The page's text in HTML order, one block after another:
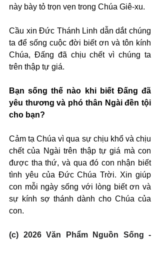
này bày tỏ trọn vẹn trong Chúa Giê-xu.
Cầu xin Đức Thánh Linh dẫn dắt chúng
ta để sống cuộc đời biết ơn và tôn kính
Chúa, Đấng đã chịu chết vì chúng ta
trên thập tự giá.
Bạn sống thế nào khi biết Đấng đã
yêu thương và phó thân Ngài đền tội
cho bạn?
Cảm tạ Chúa vì qua sự chịu khổ và chịu
chết của Ngài trên thập tự giá mà con
được tha thứ, và qua đó con nhận biết
tình yêu của Đức Chúa Trời. Xin giúp
con mỗi ngày sống với lòng biết ơn và
sự kính sợ thánh dành cho Chúa của
con.
(c) 2026 Văn Phẩm Nguồn Sống -